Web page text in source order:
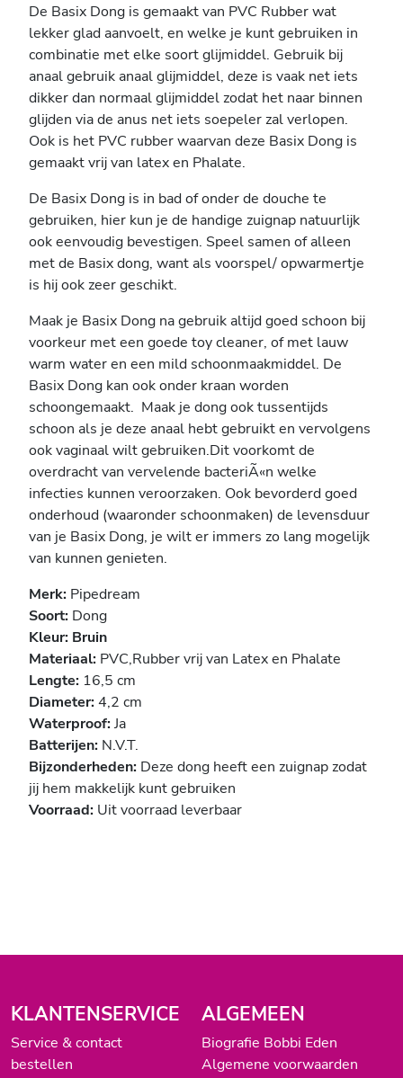
De Basix Dong is gemaakt van PVC Rubber wat
lekker glad aanvoelt, en welke je kunt gebruiken in
combinatie met elke soort glijmiddel. Gebruik bij
anaal gebruik anaal glijmiddel, deze is vaak net iets
dikker dan normaal glijmiddel zodat het naar binnen
glijden via de anus net iets soepeler zal verlopen.
Ook is het PVC rubber waarvan deze Basix Dong is
gemaakt vrij van latex en Phalate.
De Basix Dong is in bad of onder de douche te
gebruiken, hier kun je de handige zuignap natuurlijk
ook eenvoudig bevestigen. Speel samen of alleen
met de Basix dong, want als voorspel/ opwarmertje
is hij ook zeer geschikt.
Maak je Basix Dong na gebruik altijd goed schoon bij
voorkeur met een goede toy cleaner, of met lauw
warm water en een mild schoonmaakmiddel. De
Basix Dong kan ook onder kraan worden
schoongemaakt. Maak je dong ook tussentijds
schoon als je deze anaal hebt gebruikt en vervolgens
ook vaginaal wilt gebruiken.Dit voorkomt de
overdracht van vervelende bacteriÃ«n welke
infecties kunnen veroorzaken. Ook bevorderd goed
onderhoud (waaronder schoonmaken) de levensduur
van je Basix Dong, je wilt er immers zo lang mogelijk
van kunnen genieten.
Merk: Pipedream
Soort: Dong
Kleur: Bruin
Materiaal: PVC,Rubber vrij van Latex en Phalate
Lengte: 16,5 cm
Diameter:4,2 cm
Waterproof:Ja
Batterijen: N.V.T.
Bijzonderheden: Deze dong heeft een zuignap zodat
jij hem makkelijk kunt gebruiken
Voorraad: Uit voorraad leverbaar
KLANTENSERVICE
Service & contact
bestellen
ALGEMEEN
Biografie Bobbi Eden
Algemene voorwaarden